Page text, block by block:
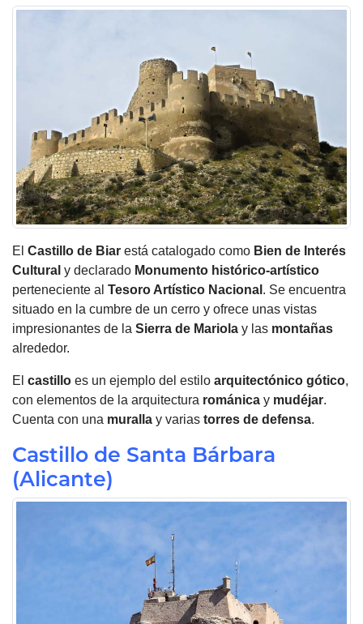
El Castillo de Biar está catalogado como Bien de Interés
Cultural y declarado Monumento histórico-artístico
perteneciente al Tesoro Artístico Nacional . Se encuentra
situado en la cumbre de un cerro y ofrece unas vistas
impresionantes de la Sierra de Mariola y las montañas
alrededor.
El castillo es un ejemplo del estilo arquitectónico gótico,
con elementos de la arquitectura románica y mudéjar.
Cuenta con una muralla y varias torres de defensa.
Castillo de Santa Bárbara
(Alicante)